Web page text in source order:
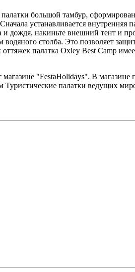
большой тамбур,
устанавливается
дождя, накиньте внешний тент и
столба. Это позволяет
палатка Oxley Best Camp
"FestaHolidays". В
палатки ведущих